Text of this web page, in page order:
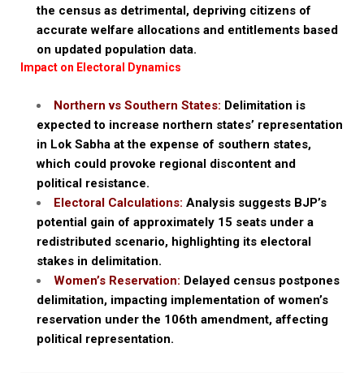
the census as detrimental, depriving citizens of
accurate welfare allocations and entitlements based
on updated population data.
Impact on Electoral Dynamics
Northern vs Southern States: Delimitation is
expected to increase northern states’ representation
in Lok Sabha at the expense of southern states,
which could provoke regional discontent and
political resistance.
Electoral Calculations: Analysis suggests BJP’s
potential gain of approximately 15 seats under a
redistributed scenario, highlighting its electoral
stakes in delimitation.
Women’s Reservation: Delayed census postpones
delimitation, impacting implementation of women’s
reservation under the 106th amendment, affecting
political representation.